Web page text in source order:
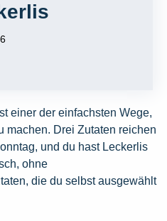
einer der einfachsten Wege,
machen. Drei Zutaten reichen
und du hast Leckerlis
ohne
die du selbst ausgewählt